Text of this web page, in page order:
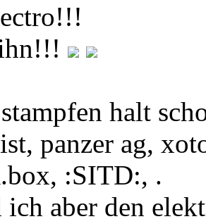
halt
panzer ag,
:SITD:, .
aber den